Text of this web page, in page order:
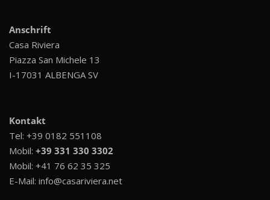
Anschrift
Casa Riviera
Piazza San Michele 13
I-17031 ALBENGA SV
Kontakt
Tel: +39 0182 551108
Mobil: +39 331 330 3302
Mobil: +41 76 62 35 325
E-Mail: info@casariviera.net